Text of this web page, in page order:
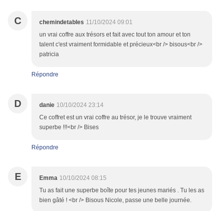
C chemindetables 11/10/2024 09:01
un vrai coffre aux trésors et fait avec tout ton amour et ton
talent c'est vraiment formidable et précieux<br /> bisous<br />
patricia
Répondre
D danie 10/10/2024 23:14
Ce coffret est un vrai coffre au trésor, je le trouve vraiment
superbe !!!<br /> Bises
Répondre
E Emma 10/10/2024 08:15
Tu as fait une superbe boîte pour tes jeunes mariés . Tu les as
bien gâté ! <br /> Bisous Nicole, passe une belle journée.